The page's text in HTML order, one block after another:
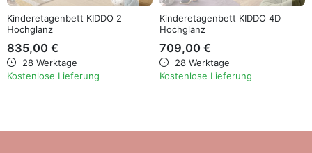
Kinderetagenbett KIDDO 2
Hochglanz
835,00 €
28 Werktage
Kostenlose Lieferung
Kinderetagenbett KIDDO 4D
Hochglanz
709,00 €
28 Werktage
Kostenlose Lieferung